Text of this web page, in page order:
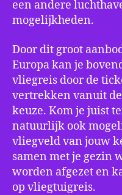
een andere
mogelijkheden.
Door dit groot
Europa kan je
vliegreis door de
vertrekken vanuit
keuze. Kom je juist
natuurlijk ook
vliegveld van jouw
samen met je gezin
worden afgezet en
op vliegtuigreis.